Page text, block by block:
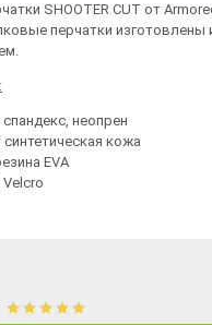
SHOOTER CUT от
перчатки изготовлены
спандекс, неопрен
синтетическая кожа
EVA
Velcro